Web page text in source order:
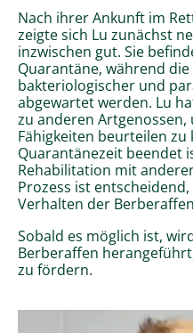
Nach ihrer Ankunft im
zeigte sich Lu zunächst
inzwischen gut. Sie
Quarantäne, während die
bakteriologischer und
abgewartet werden. Lu
zu anderen Artgenossen,
Fähigkeiten beurteilen zu
Quarantänezeit beendet
Rehabilitation mit
Prozess ist
Verhalten der
Sobald es möglich ist,
Berberaffen
zu fördern.